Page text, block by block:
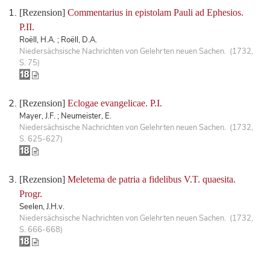
[Rezension] Commentarius in epistolam Pauli ad Ephesios.
P.II.
Roëll, H.A. ; Roëll, D.A.
Niedersächsische Nachrichten von Gelehrten neuen Sachen. (1732,
S. 75)
[Rezension] Eclogae evangelicae. P.I.
Mayer, J.F. ; Neumeister, E.
Niedersächsische Nachrichten von Gelehrten neuen Sachen. (1732,
S. 625-627)
[Rezension] Meletema de patria a fidelibus V.T. quaesita.
Progr.
Seelen, J.H.v.
Niedersächsische Nachrichten von Gelehrten neuen Sachen. (1732,
S. 666-668)